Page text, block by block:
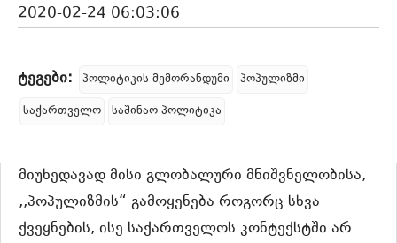
2020-02-24 06:03:06
ტეგები: პოლიტიკის მემორანდუმი
პოპულიზმი
საქართველო საშინაო პოლიტიკა
მიუხედავად მისი გლობალური მნიშვნელობისა,
,,პოპულიზმის“ გამოყენება როგორც სხვა
ქვეყნების, ისე საქართველოს კონტექსტში არ